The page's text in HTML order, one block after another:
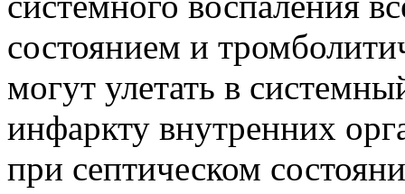
состоянием и
могут улетать в
инфаркту внутренних
при септическом